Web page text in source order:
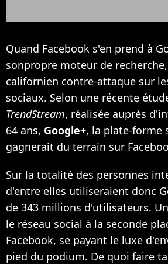
Quand Facebook s'en prend à
sonpropre moteur de recherche
californien contre-attaque sur
sociaux. Selon une récente
TrendStream, réalisée auprès
64 ans, Google+, la plate-forme
gagnerait du terrain sur
Sur la totalité des personnes
d'entre elles utiliseraient donc
de 343 millions d'utilisateurs.
le réseau social à la seconde
Facebook, se payant le luxe
pied du podium. De quoi faire